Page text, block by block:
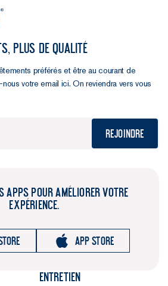
PLUS DE QUALITÉ
préférés et être au courant de
votre email ici. On reviendra vers vous
Rejoindre
APPS POUR AMÉLIORER VOTRE
EXPÉRIENCE.
App store
Entretien